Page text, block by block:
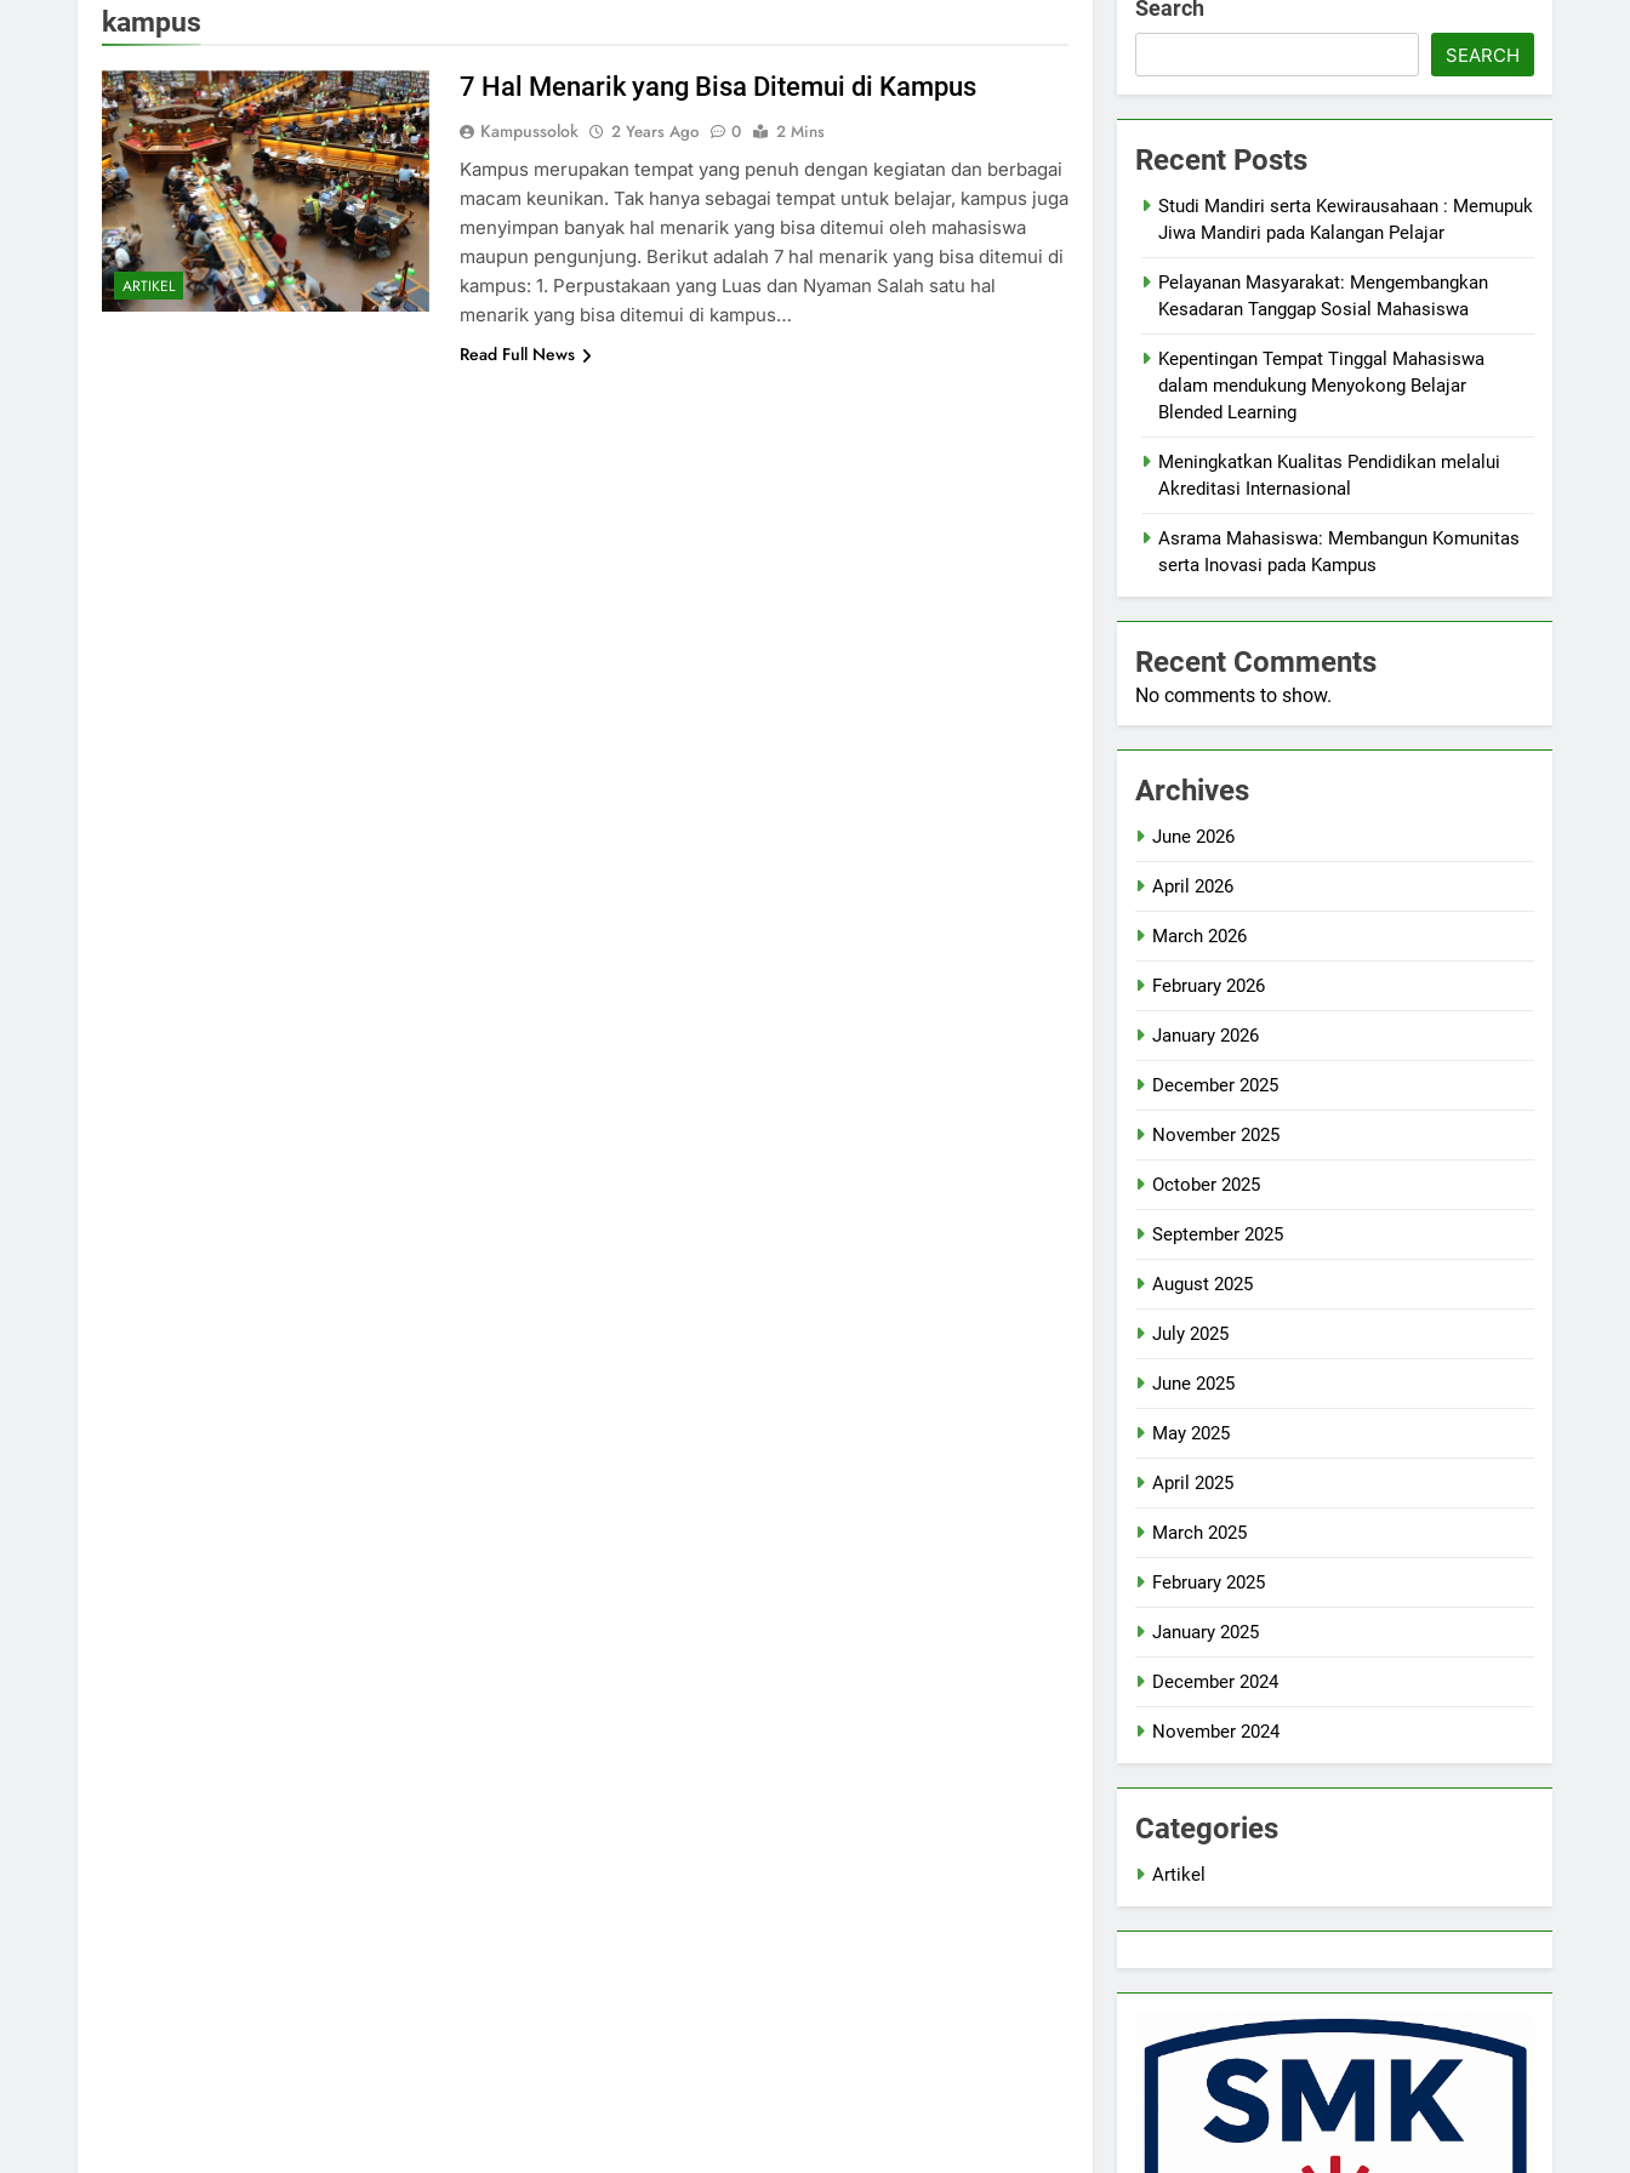
kampus
ARTIKEL
7 Hal Menarik yang Bisa Ditemui di Kampus
Kampussolok 2 Years Ago 0
2 Mins
Kampus merupakan tempat yang penuh dengan kegiatan dan berbagai
macam keunikan. Tak hanya sebagai tempat untuk belajar, kampus juga
menyimpan banyak hal menarik yang bisa ditemui oleh mahasiswa
maupun pengunjung. Berikut adalah 7 hal menarik yang bisa ditemui di
kampus: 1. Perpustakaan yang Luas dan Nyaman Salah satu hal
menarik yang bisa ditemui di kampus…
Read Full News
Search
SEARCH
Recent Posts
Studi Mandiri serta Kewirausahaan : Memupuk
Jiwa Mandiri pada Kalangan Pelajar
Pelayanan Masyarakat: Mengembangkan
Kesadaran Tanggap Sosial Mahasiswa
Kepentingan Tempat Tinggal Mahasiswa
dalam mendukung Menyokong Belajar
Blended Learning
Meningkatkan Kualitas Pendidikan melalui
Akreditasi Internasional
Asrama Mahasiswa: Membangun Komunitas
serta Inovasi pada Kampus
Recent Comments
No comments to show.
Archives
June 2026
April 2026
March 2026
February 2026
January 2026
December 2025
November 2025
October 2025
September 2025
August 2025
July 2025
June 2025
May 2025
April 2025
March 2025
February 2025
January 2025
December 2024
November 2024
Categories
Artikel